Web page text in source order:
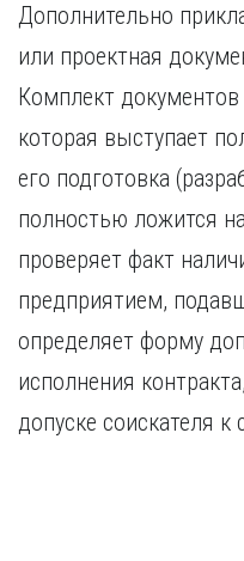
Дополнительно
или проектная
Комплект документов
которая выступает
его подготовка
полностью ложится
проверяет факт
предприятием,
определяет форму
исполнения
допуске соискателя